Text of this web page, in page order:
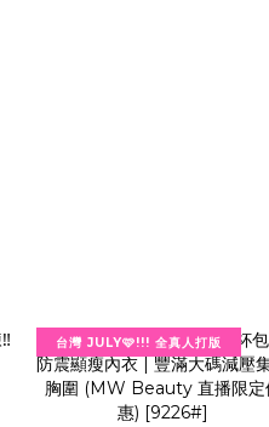
台灣 JULY🩷!!! 全真人打版